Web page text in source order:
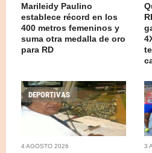
Marileidy Paulino
establece récord en los
400 metros femeninos y
suma otra medalla de oro
para RD
DEPORTIVAS
4 AGOSTO 2026 3